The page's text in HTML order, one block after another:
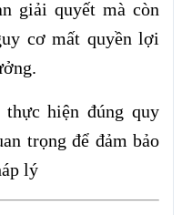
giải quyết mà còn
cơ mất quyền lợi
hiện đúng quy
trọng để đảm bảo
lý